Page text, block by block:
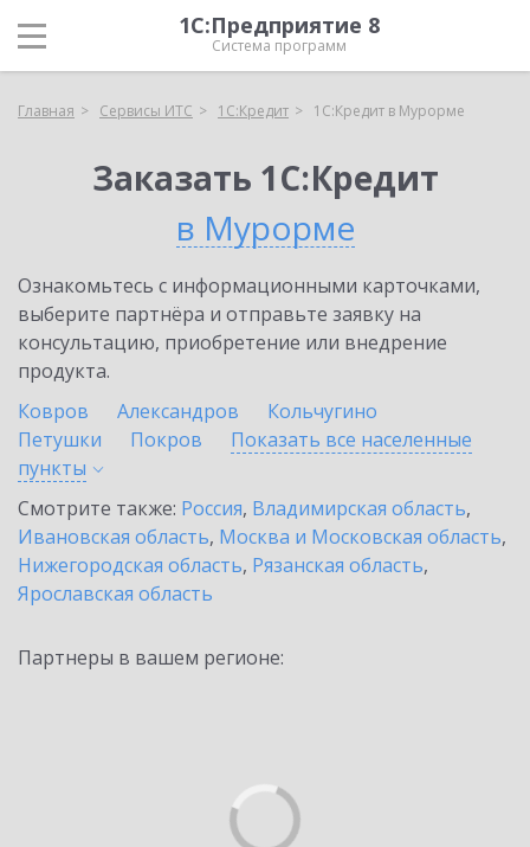
1С:Предприятие 8
Система программ
Главная Сервисы ИТС 1С:Кредит 1С:Кредит в Мурорме
Заказать 1С:Кредит
в Мурорме
Ознакомьтесь с информационными карточками,
выберите партнёра и отправьте заявку на
консультацию, приобретение или внедрение
продукта.
Ковров
Александров
Кольчугино
Петушки
Покров
Показать все населенные
пункты
Смотрите также: Россия, Владимирская область,
Ивановская область, Москва и Московская область,
Нижегородская область, Рязанская область,
Ярославская область
Партнеры в вашем регионе: